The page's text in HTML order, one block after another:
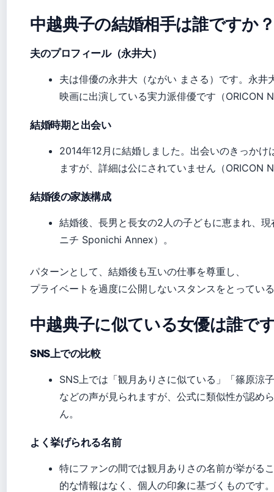
中越典子の結婚相手は誰ですか？
夫のプロフィール（永井大）
夫は俳優の永井大（ながい まさる）です。永井
映画に出演している実力派俳優です（ORICON
結婚時期と出会い
2014年12月に結婚しました。出会いのきっかけ
ますが、詳細は公にされていません（ORICON
結婚後の家族構成
結婚後、長男と長女の2人の子どもに恵まれ、
ニチ Sponichi Annex）。
パターンとして、結婚後も互いの仕事を尊重し、
プライベートを過度に公開しないスタンスをとってい
中越典子に似ている女優は誰で
SNS上での比較
SNS上では「観月ありさに似ている」「篠原涼
などの声が見られますが、公式に類似性が認め
ん。
よく挙げられる名前
特にファンの間では観月ありさの名前が挙がる
的な情報はなく、個人の印象に基づくものです。